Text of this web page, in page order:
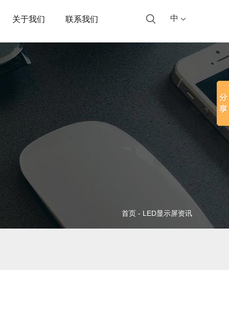
关于我们 联系我们 中
首页 - LED显示屏资讯